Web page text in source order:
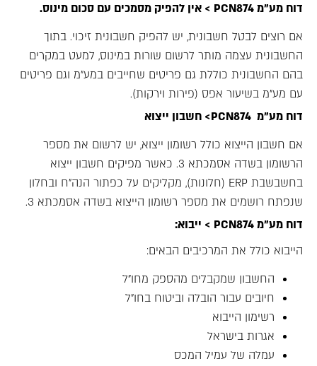
דוח מע"מ PCN874 > אין להפיק מסמכים עם סכום מינוס.
אם רוצים לבטל חשבונית, יש להפיק חשבונית זיכוי. בתוך
החשבונית עצמה מותר לרשום שורות במינוס, למעט במקרים
בהם החשבונית כוללת גם פריטים שחייבים במע"מ וגם פריטים
עם מע"מ בשיעור אפס (פירות וירקות).
דוח מע"מ PCN874> חשבון ייצוא
אם חשבון הייצוא כולל רשומון ייצוא, יש לרשום את מספר
הרשומון בשדה אסמכתא 3. כאשר מפיקים חשבון ייצוא
בחשבשבת ERP (חלונות), מקליקים על כפתור הנה"ח ובחלון
שנפתח רושמים את מספר רשומון הייצוא בשדה אסמכתא 3.
דוח מע"מ PCN874 > ייבוא:
הייבוא כולל את המרכיבים הבאים:
החשבון שמקבלים מהספק מחו"ל
חיובים עבור הובלה וביטוח בחו"ל
רשימון הייבוא
אגרות בישראל
עמלה של עמיל המכס